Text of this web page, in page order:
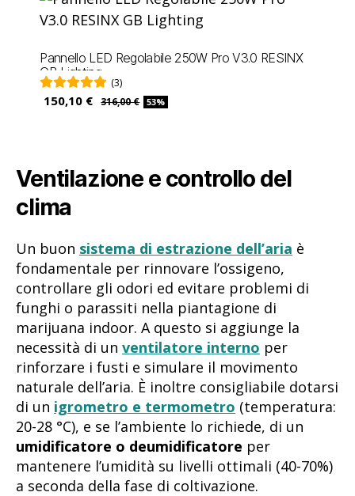
Pannello LED Regolabile 250W Pro V3.0 RESINX
GB Lighting
(3)
150,10 € 316,00 € 53%
Ventilazione e controllo del
clima
Un buon sistema di estrazione dell’aria è
fondamentale per rinnovare l’ossigeno,
controllare gli odori ed evitare problemi di
funghi o parassiti nella piantagione di
marijuana indoor. A questo si aggiunge la
necessità di un ventilatore interno per
rinforzare i fusti e simulare il movimento
naturale dell’aria. È inoltre consigliabile dotarsi
di un igrometro e termometro (temperatura:
20-28 °C), e se l’ambiente lo richiede, di un
umidificatore o deumidificatore per
mantenere l’umidità su livelli ottimali (40-70%)
a seconda della fase di coltivazione.